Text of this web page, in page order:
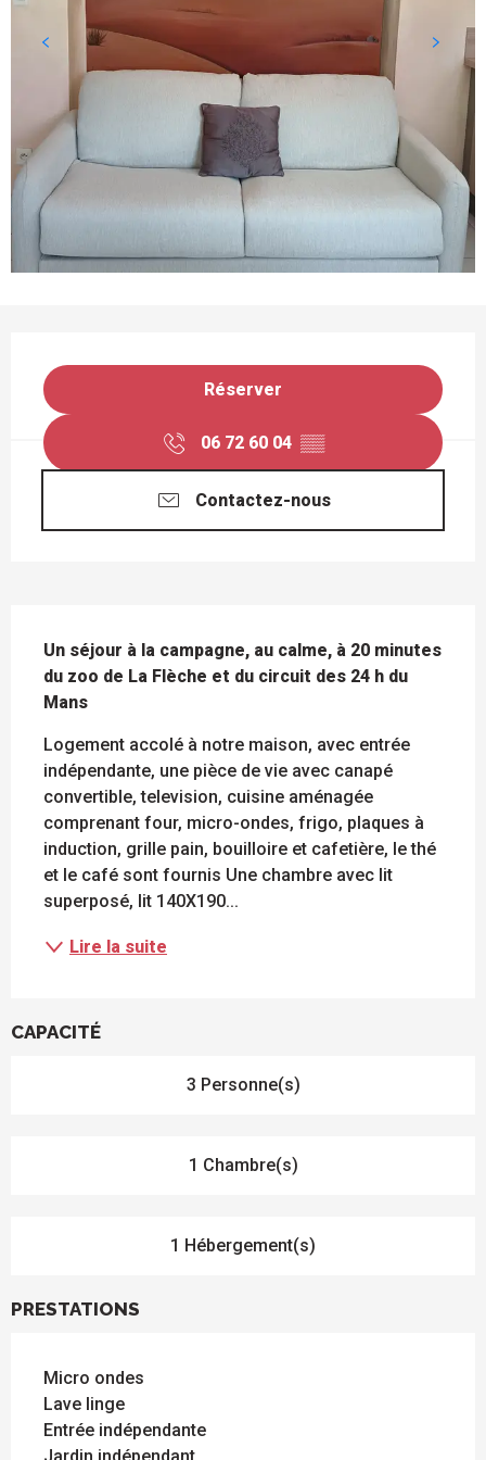
Réserver
06 72 60 04 ▒▒
Contactez-nous
Un séjour à la campagne, au calme, à 20 minutes
du zoo de La Flèche et du circuit des 24 h du
Mans
Logement accolé à notre maison, avec entrée
indépendante, une pièce de vie avec canapé
convertible, television, cuisine aménagée
comprenant four, micro-ondes, frigo, plaques à
induction, grille pain, bouilloire et cafetière, le thé
et le café sont fournis Une chambre avec lit
superposé, lit 140X190...
Lire la suite
CAPACITÉ
3 Personne(s)
1 Chambre(s)
1 Hébergement(s)
PRESTATIONS
Micro ondes
Lave linge
Entrée indépendante